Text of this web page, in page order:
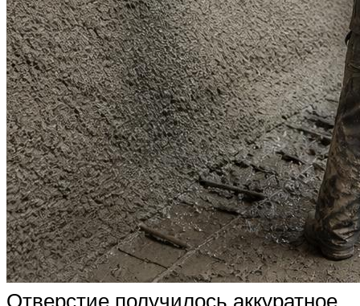
Отверстие получилось аккуратное